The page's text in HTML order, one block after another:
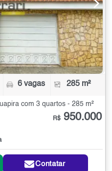
6 vagas 285 m²
com 3 quartos - 285 m²
R$ 950.000
Contatar